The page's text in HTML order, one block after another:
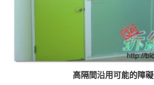
高隔間沿用可能的障礙